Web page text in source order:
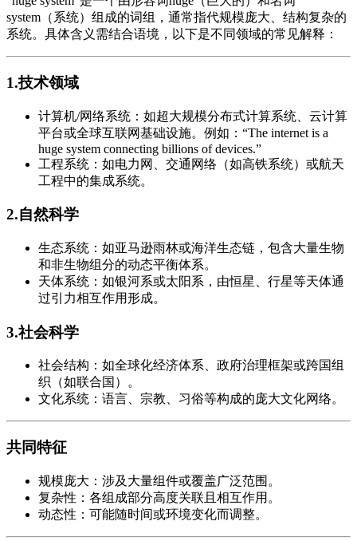
system（系统）组成的词组，通常指代规模庞大、结构复杂的
系统。具体含义需结合语境，以下是不同领域的常见解释：
1.技术领域
计算机/网络系统：如超大规模分布式计算系统、云计算
平台或全球互联网基础设施。例如：“The internet is a
huge system connecting billions of devices.”
工程系统：如电力网、交通网络（如高铁系统）或航天
工程中的集成系统。
2.自然科学
生态系统：如亚马逊雨林或海洋生态链，包含大量生物
和非生物组分的动态平衡体系。
天体系统：如银河系或太阳系，由恒星、行星等天体通
过引力相互作用形成。
3.社会科学
社会结构：如全球化经济体系、政府治理框架或跨国组
织（如联合国）。
文化系统：语言、宗教、习俗等构成的庞大文化网络。
共同特征
规模庞大：涉及大量组件或覆盖广泛范围。
复杂性：各组成部分高度关联且相互作用。
动态性：可能随时间或环境变化而调整。